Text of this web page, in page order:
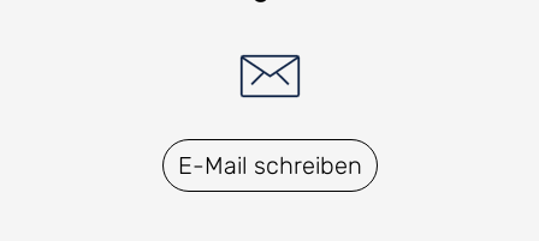
E-Mail schreiben